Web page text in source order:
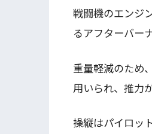
戦闘機のエンジ
るアフターバー
重量軽減のため
用いられ、推力
操縦はパイロッ